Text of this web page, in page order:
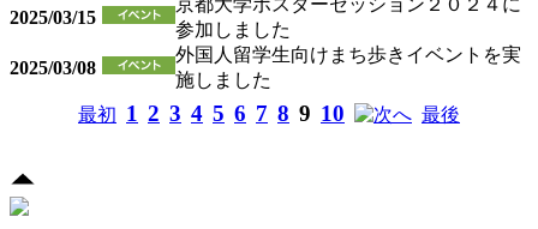
2025/03/15
参加しました
2025/03/08
外国人留学生向けまち歩きイベントを実
施しました
最初 1 2 3 4 5 6 7 8 9 10 へ 最後